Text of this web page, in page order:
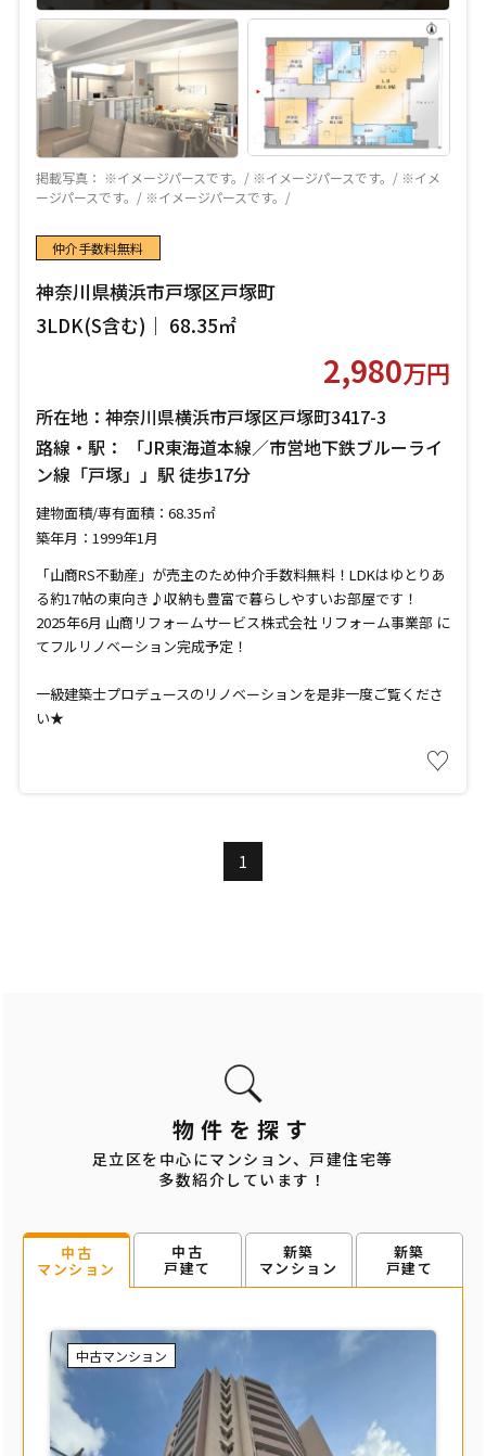
掲載写真： ※イメージパースです。/ ※イメージパースです。/ ※イメ
ージパースです。/ ※イメージパースです。/
仲介手数料無料
神奈川県横浜市戸塚区戸塚町
3LDK(S含む)｜ 68.35㎡
2,980万円
所在地：神奈川県横浜市戸塚区戸塚町3417-3
路線・駅： 「JR東海道本線／市営地下鉄ブルーライ
ン線「戸塚」」駅 徒歩17分
建物面積/専有面積：68.35㎡
築年月：1999年1月
「山商RS不動産」が売主のため仲介手数料無料！LDKはゆとりあ
る約17帖の東向き♪収納も豊富で暮らしやすいお部屋です！
2025年6月 山商リフォームサービス株式会社 リフォーム事業部 に
てフルリノベーション完成予定！
一級建築士プロデュースのリノベーションを是非一度ご覧くださ
い★
♡
1
物件を探す
足立区を中心にマンション、戸建住宅等
多数紹介しています！
中古
マンション
中古
戸建て
新築
マンション
新築
戸建て
中古マンション